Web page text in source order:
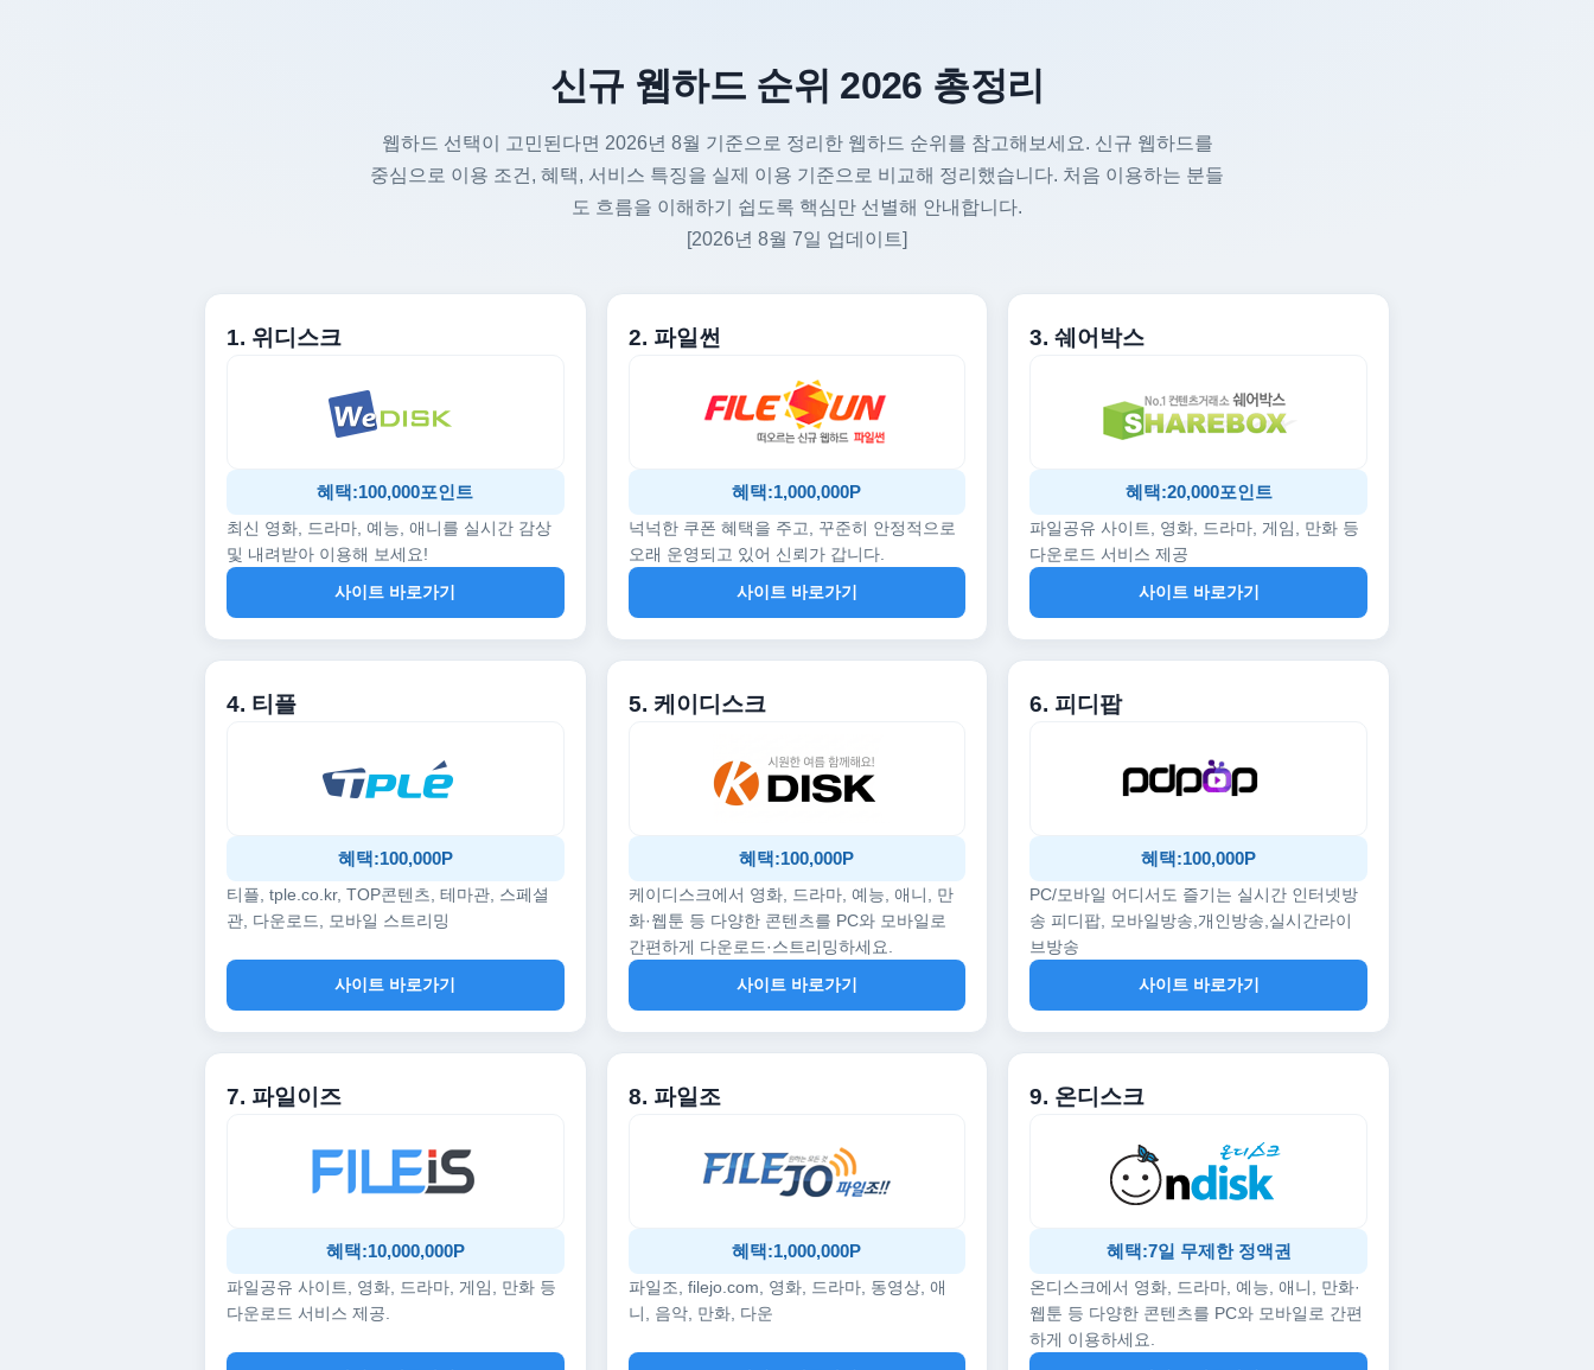
신규 웹하드 순위 2026 총정리
웹하드 선택이 고민된다면 2026년 8월 기준으로 정리한 웹하드 순위를 참고해보세요. 신규 웹하드를
중심으로 이용 조건, 혜택, 서비스 특징을 실제 이용 기준으로 비교해 정리했습니다. 처음 이용하는 분들
도 흐름을 이해하기 쉽도록 핵심만 선별해 안내합니다.
[2026년 8월 7일 업데이트]
1. 위디스크
혜택:100,000포인트
최신 영화, 드라마, 예능, 애니를 실시간 감상
및 내려받아 이용해 보세요!
사이트 바로가기
2. 파일썬
혜택:1,000,000P
넉넉한 쿠폰 혜택을 주고, 꾸준히 안정적으로
오래 운영되고 있어 신뢰가 갑니다.
사이트 바로가기
3. 쉐어박스
혜택:20,000포인트
파일공유 사이트, 영화, 드라마, 게임, 만화 등
다운로드 서비스 제공
사이트 바로가기
4. 티플
혜택:100,000P
티플, tple.co.kr, TOP콘텐츠, 테마관, 스페셜
관, 다운로드, 모바일 스트리밍
사이트 바로가기
5. 케이디스크
혜택:100,000P
케이디스크에서 영화, 드라마, 예능, 애니, 만
화·웹툰 등 다양한 콘텐츠를 PC와 모바일로
간편하게 다운로드·스트리밍하세요.
사이트 바로가기
6. 피디팝
혜택:100,000P
PC/모바일 어디서도 즐기는 실시간 인터넷방
송 피디팝, 모바일방송,개인방송,실시간라이
브방송
사이트 바로가기
7. 파일이즈
혜택:10,000,000P
파일공유 사이트, 영화, 드라마, 게임, 만화 등
다운로드 서비스 제공.
8. 파일조
혜택:1,000,000P
파일조, filejo.com, 영화, 드라마, 동영상, 애
니, 음악, 만화, 다운
9. 온디스크
혜택:7일 무제한 정액권
온디스크에서 영화, 드라마, 예능, 애니, 만화·
웹툰 등 다양한 콘텐츠를 PC와 모바일로 간편
하게 이용하세요.